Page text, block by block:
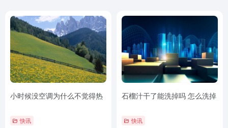
小时候没空调为什么不觉得热
快讯
石榴汁干了能洗掉吗 怎么洗掉
快讯